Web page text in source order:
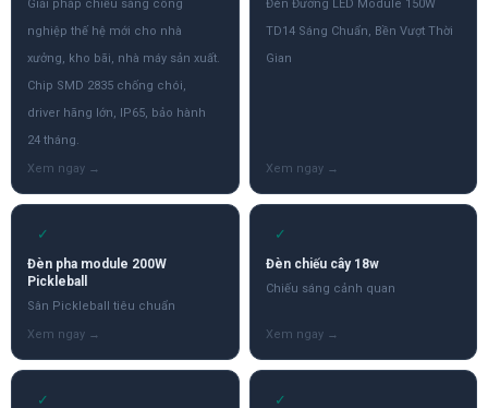
Giải pháp chiếu sáng công
nghiệp thế hệ mới cho nhà
xưởng, kho bãi, nhà máy sản xuất.
Chip SMD 2835 chống chói,
driver hãng lớn, IP65, bảo hành
24 tháng.
Đèn Đường LED Module 150W
TD14 Sáng Chuẩn, Bền Vượt Thời
Gian
✓
Đèn pha module 200W
Pickleball
Sân Pickleball tiêu chuẩn
✓
Đèn chiếu cây 18w
Chiếu sáng cảnh quan
✓ ✓